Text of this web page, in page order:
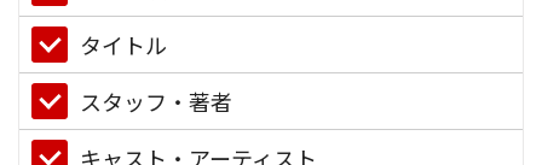
タイトル
スタッフ・著者
キャスト・アーティスト